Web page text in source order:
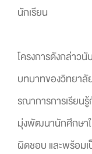
นักเรียน
โครงการดังกล่าว
บทบาทของวิทยา
รณาการการเรียน
มุ่งพัฒนานักศึกษา
ผิดชอบ และพร้อม